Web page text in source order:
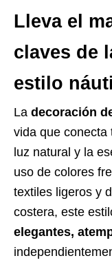
Lleva el
claves de
estilo
La decoración
vida que conecta
luz natural y la
uso de colores
textiles ligeros y
costera, este
elegantes,